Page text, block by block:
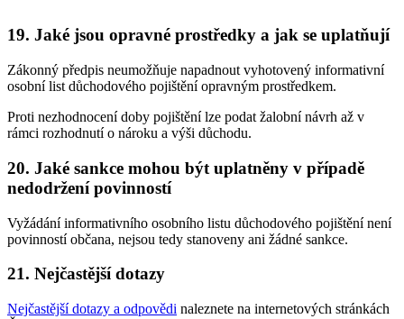
19. Jaké jsou opravné prostředky a jak se uplatňují
Zákonný předpis neumožňuje napadnout vyhotovený informativní
osobní list důchodového pojištění opravným prostředkem.
Proti nezhodnocení doby pojištění lze podat žalobní návrh až v
rámci rozhodnutí o nároku a výši důchodu.
20. Jaké sankce mohou být uplatněny v případě
nedodržení povinností
Vyžádání informativního osobního listu důchodového pojištění není
povinností občana, nejsou tedy stanoveny ani žádné sankce.
21. Nejčastější dotazy
Nejčastější dotazy a odpovědi naleznete na internetových stránkách